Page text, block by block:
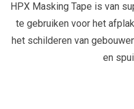
HPX Masking Tape is van
te gebruiken voor het
het schilderen van
en